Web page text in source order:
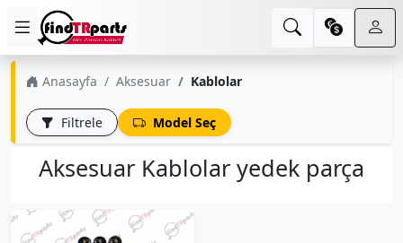
Anasayfa Aksesuar Kablolar
Filtrele Model Seç
Aksesuar Kablolar yedek parça